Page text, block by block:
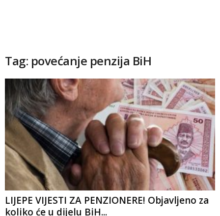
Tag: povećanje penzija BiH
LIJEPE VIJESTI ZA PENZIONERE! Objavljeno za
koliko će u dijelu BiH...